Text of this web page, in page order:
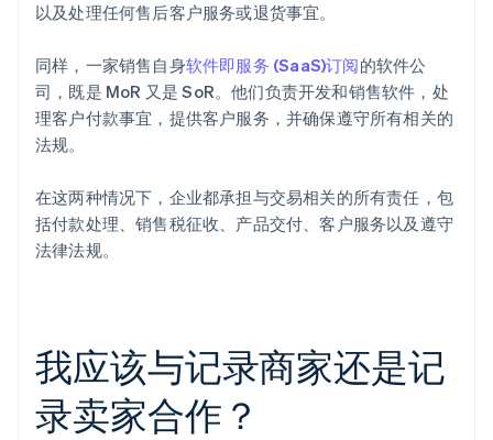
以及处理任何售后客户服务或退货事宜。
同样，一家销售自身软件即服务 (SaaS)订阅的软件公
司，既是 MoR 又是 SoR。他们负责开发和销售软件，处
理客户付款事宜，提供客户服务，并确保遵守所有相关的
法规。
在这两种情况下，企业都承担与交易相关的所有责任，包
括付款处理、销售税征收、产品交付、客户服务以及遵守
法律法规。
我应该与记录商家还是记
录卖家合作？